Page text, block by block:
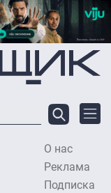
О нас
Реклама
Подписка